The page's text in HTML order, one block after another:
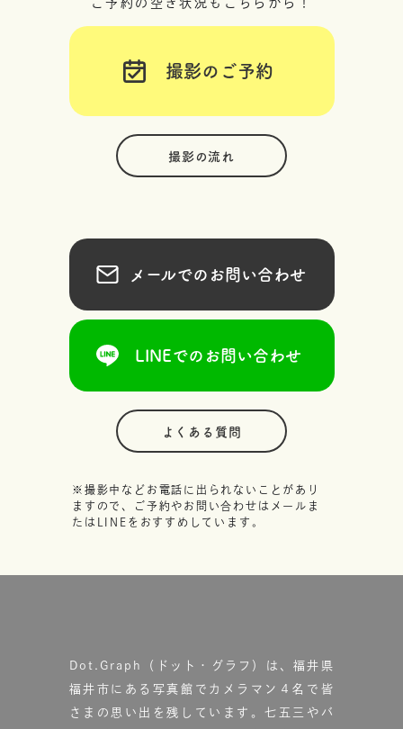
ご予約の空き状況もこちらから！
撮影のご予約
撮影の流れ
メールでのお問い合わせ
LINEでのお問い合わせ
よくある質問
※撮影中などお電話に出られないことがあり
ますので、ご予約やお問い合わせはメールま
たはLINEをおすすめしています。
Dot.Graph（ドット・グラフ）は、福井県
福井市にある写真館で カメラマン４名で皆
さまの思い出を残しています。七五三やバ